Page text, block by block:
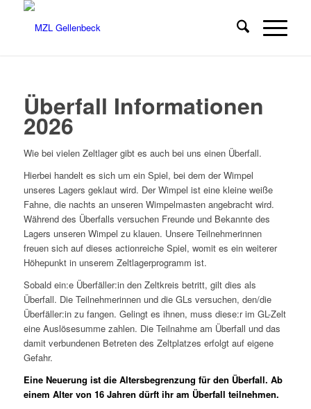
Überfall Informationen
2026
Wie bei vielen Zeltlager gibt es auch bei uns einen Überfall.
Hierbei handelt es sich um ein Spiel, bei dem der Wimpel
unseres Lagers geklaut wird. Der Wimpel ist eine kleine weiße
Fahne, die nachts an unseren Wimpelmasten angebracht wird.
Während des Überfalls versuchen Freunde und Bekannte des
Lagers unseren Wimpel zu klauen. Unsere Teilnehmerinnen
freuen sich auf dieses actionreiche Spiel, womit es ein weiterer
Höhepunkt in unserem Zeltlagerprogramm ist.
Sobald ein:e Überfäller:in den Zeltkreis betritt, gilt dies als
Überfall. Die Teilnehmerinnen und die GLs versuchen, den/die
Überfäller:in zu fangen. Gelingt es ihnen, muss diese:r im GL-Zelt
eine Auslösesumme zahlen. Die Teilnahme am Überfall und das
damit verbundenen Betreten des Zeltplatzes erfolgt auf eigene
Gefahr.
Eine Neuerung ist die Altersbegrenzung für den Überfall. Ab
einem Alter von 16 Jahren dürft ihr am Überfall teilnehmen.